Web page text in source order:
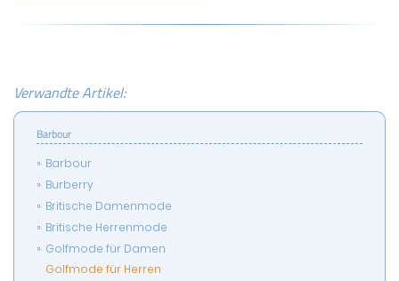
Verwandte Artikel:
Barbour
Barbour
Burberry
Britische Damenmode
Britische Herrenmode
Golfmode für Damen
Golfmode für Herren